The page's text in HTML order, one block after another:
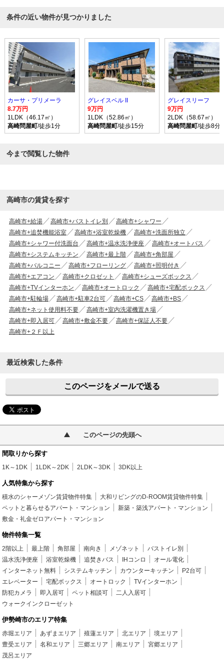
条件の近い物件が見つかりました
カーサ・プリメーラ
8.7万円
1LDK（46.17㎡）
高崎問屋町/徒歩1分
グレイスベル II
9万円
1LDK（52.86㎡）
高崎問屋町/徒歩15分
グレイスリーフ
9万円
2LDK（58.67㎡）
高崎問屋町/徒歩8分
今まで閲覧した物件
高崎市の賃貸を探す
高崎市+給湯 高崎市+バストイレ別
高崎市+シャワー
高崎市+追焚機能浴室
高崎市+浴室乾燥機
高崎市+洗面所独立
高崎市+シャワー付洗面台
高崎市+温水洗浄便座
高崎市+オートバス
高崎市+システムキッチン
高崎市+最上階
高崎市+角部屋
高崎市+バルコニー
高崎市+フローリング
高崎市+照明付き
高崎市+エアコン
高崎市+クロゼット
高崎市+シューズボックス
高崎市+TVインターホン
高崎市+オートロック
高崎市+宅配ボックス
高崎市+駐輪場
高崎市+駐車2台可 高崎市+CS
高崎市+BS
高崎市+ネット使用料不要
高崎市+室内洗濯機置き場
高崎市+即入居可
高崎市+敷金不要
高崎市+保証人不要
高崎市+２Ｆ以上
最近検索した条件
このページをメールで送る
このページの先頭へ
間取りから探す
1K～1DK 1LDK～2DK 2LDK～3DK 3DK以上
人気特集から探す
積水のシャーメゾン賃貸物件特集
大和リビングのD-ROOM賃貸物件特集
ペットと暮らせるアパート・マンション
新築・築浅アパート・マンション
敷金・礼金ゼロアパート・マンション
物件特集一覧
2階以上 最上階 角部屋 南向き メゾネット
バストイレ別
温水洗浄便座
浴室乾燥機 追焚きバス IHコンロ
オール電化
インターネット無料
システムキッチン カウンターキッチン
P2台可
エレベーター
宅配ボックス オートロック
TVインターホン
防犯カメラ
即入居可 ペット相談可
二人入居可
ウォークインクローゼット
伊勢崎市のエリア特集
赤堀エリア あずまエリア 殖蓮エリア 北エリア
境エリア
豊受エリア
名和エリア 三郷エリア 南エリア
宮郷エリア
茂呂エリア